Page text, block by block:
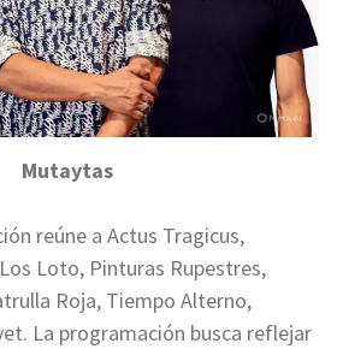
Mutaytas
reúne a Actus Tragicus,
Loto, Pinturas Rupestres,
Roja, Tiempo Alterno,
La programación busca reflejar